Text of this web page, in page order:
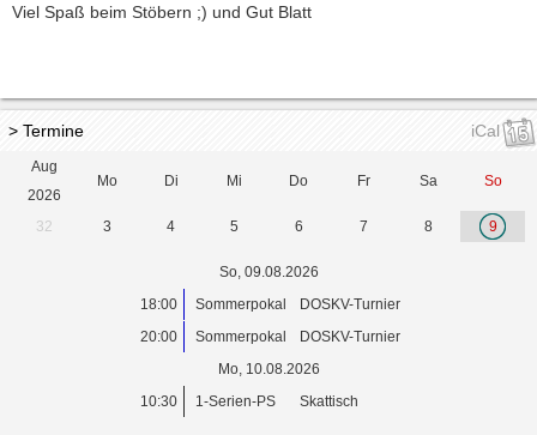
Viel Spaß beim Stöbern ;) und Gut Blatt
> Termine iCal
Aug
2026
Mo Di Mi Do Fr Sa So
32 3 4 5 6 7 8 9
So, 09.08.2026
18:00
Sommerpokal
DOSKV-Turnier
20:00
Sommerpokal
DOSKV-Turnier
Mo, 10.08.2026
10:30
1-Serien-PS Skattisch